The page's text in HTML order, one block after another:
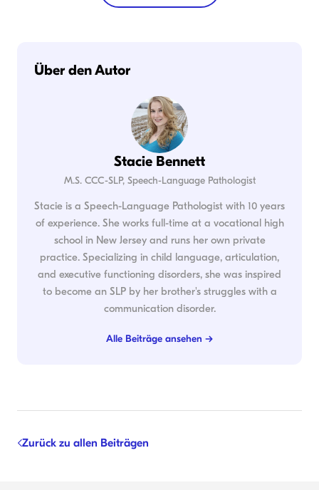
Über den Autor
Stacie Bennett
M.S. CCC-SLP, Speech-Language Pathologist
Stacie is a Speech-Language Pathologist with 10 years
of experience. She works full-time at a vocational high
school in New Jersey and runs her own private
practice. Specializing in child language, articulation,
and executive functioning disorders, she was inspired
to become an SLP by her brother's struggles with a
communication disorder.
Alle Beiträge ansehen →
Zurück zu allen Beiträgen